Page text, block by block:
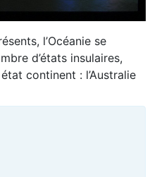
l’Océanie se
d’états insulaires,
continent : l’Australie